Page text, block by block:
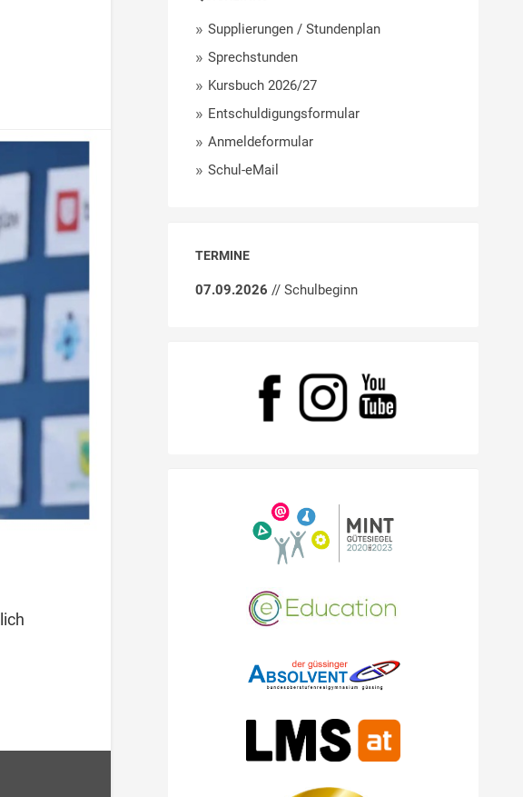
Supplierungen / Stundenplan
Sprechstunden
Kursbuch 2026/27
Entschuldigungsformular
Anmeldeformular
Schul-eMail
TERMINE
07.09.2026 // Schulbeginn